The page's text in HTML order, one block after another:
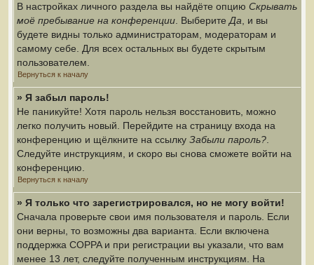
В настройках личного раздела вы найдёте опцию Скрывать
моё пребывание на конференции . Выберите Да , и вы
будете видны только администраторам, модераторам и
самому себе. Для всех остальных вы будете скрытым
пользователем.
Вернуться к началу
» Я забыл пароль!
Не паникуйте! Хотя пароль нельзя восстановить, можно
легко получить новый. Перейдите на страницу входа на
конференцию и щёлкните на ссылку Забыли пароль?
Следуйте инструкциям, и скоро вы снова сможете войти на
конференцию.
Вернуться к началу
» Я только что зарегистрировался, но не могу войти!
Сначала проверьте свои имя пользователя и пароль. Если
они верны, то возможны два варианта. Если включена
поддержка COPPA и при регистрации вы указали, что вам
менее 13 лет, следуйте полученным инструкциям. На